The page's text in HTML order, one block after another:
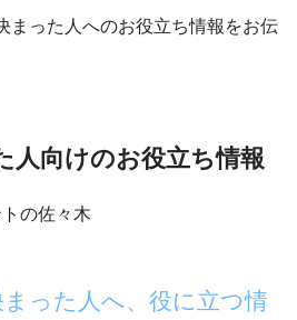
まった人へのお役立ち情報をお伝
人向けのお役立ち情報
った人へ、役に立つ情